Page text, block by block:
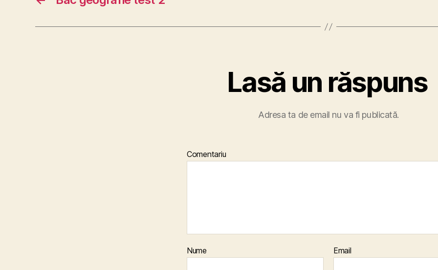
Lasă un răspuns
Adresa ta de email nu va fi publicată.
Comentariu
Nume Email